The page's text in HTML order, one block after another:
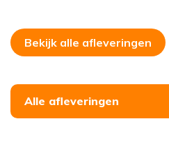
Bekijk alle afleveringen
Alle afleveringen